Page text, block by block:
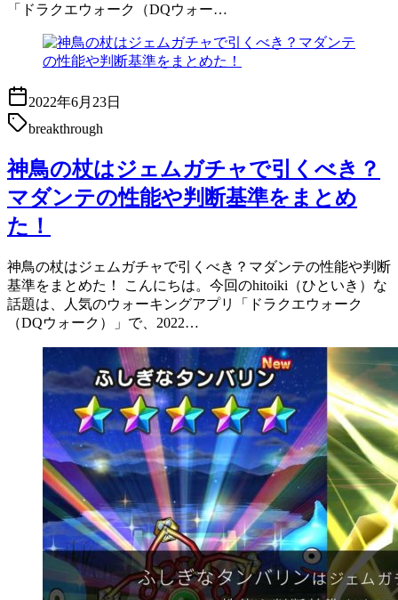
「ドラクエウォーク（DQウォー…
2022年6月23日
breakthrough
神鳥の杖はジェムガチャで引くべき？
マダンテの性能や判断基準をまとめ
た！
神鳥の杖はジェムガチャで引くべき？マダンテの性能や判断
基準をまとめた！ こんにちは。今回のhitoiki（ひといき）な
話題は、人気のウォーキングアプリ「ドラクエウォーク
（DQウォーク）」で、2022…